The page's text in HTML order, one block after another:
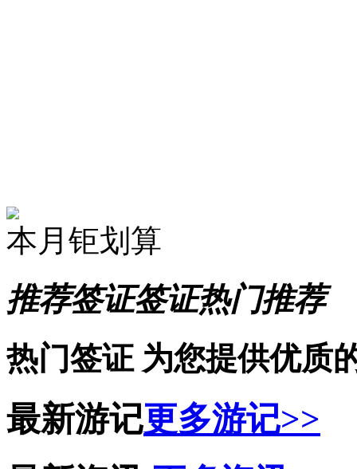
本月钜划算
推荐签证签证热门推荐
热门签证 为您提供优质
最新游记更多游记>>